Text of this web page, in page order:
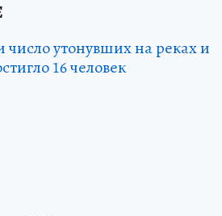
число утонувших на реках и
16 человек